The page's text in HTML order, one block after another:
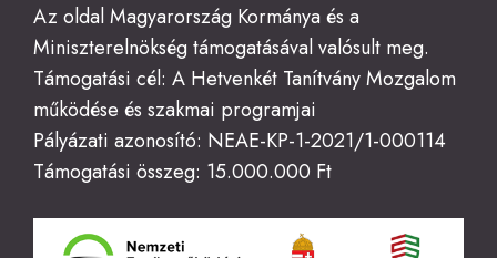
Az oldal Magyarország Kormánya és a
Miniszterelnökség támogatásával valósult meg.
Támogatási cél: A Hetvenkét Tanítvány Mozgalom
működése és szakmai programjai
Pályázati azonosító: NEAE-KP-1-2021/1-000114
Támogatási összeg: 15.000.000 Ft